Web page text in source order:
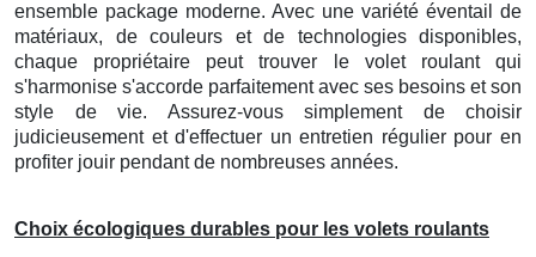
ensemble package moderne. Avec une variété éventail de
matériaux, de couleurs et de technologies disponibles,
chaque propriétaire peut trouver le volet roulant qui
s'harmonise s'accorde parfaitement avec ses besoins et son
style de vie. Assurez-vous simplement de choisir
judicieusement et d'effectuer un entretien régulier pour en
profiter jouir pendant de nombreuses années.
Choix écologiques durables pour les volets roulants